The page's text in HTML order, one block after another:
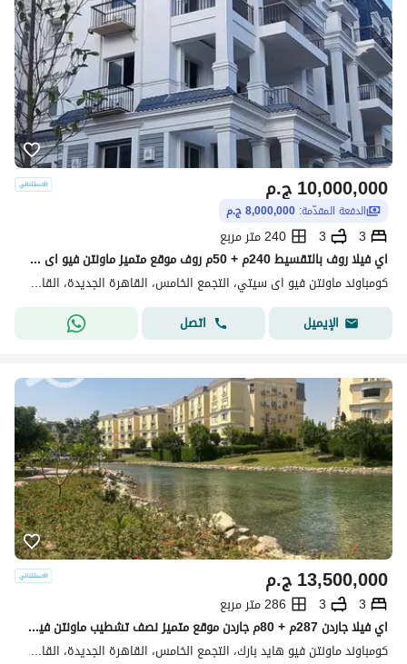
ج.م10,000,000
الدفعة المقدّمة: 8,000,000 ج.م
3
3
240 متر مربع
اي فيلا روف بالتقسيط 240م + 50م روف موقع متميز ماونتن فيو اى سيتي Mountain view i city
كومباوند ماونتن فيو اى سيتي، التجمع الخامس، القاهرة الجديدة، القاهرة
الإيميل
اتصل
ج.م13,500,000
3
3
286 متر مربع
اي فيلا جاردن 287م + 80م جاردن موقع متميز نصف تشطيب ماونتن فيو هايد بارك Mountain view hyde park
كومباوند ماونتن فيو هايد بارك، التجمع الخامس، القاهرة الجديدة، القاهرة